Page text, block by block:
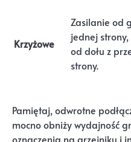
Krzyżowe
Zasilanie od
jednej
od dołu z
strony.
Pamiętaj, odwrotne
mocno obniży wydajność